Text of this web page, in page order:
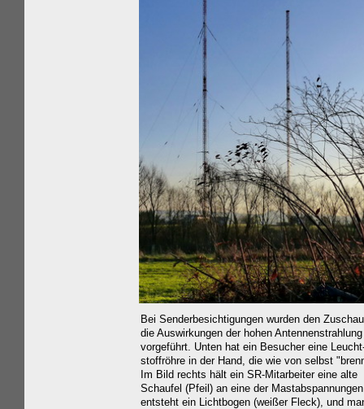
Bei Senderbesichtigungen wurden den
die Auswirkungen der hohen Antennenstrahlung
vorgeführt. Unten hat ein Besucher eine
stoffröhre in der Hand, die wie von selbst
Im Bild rechts hält ein SR-Mitarbeiter eine alte
Schaufel (Pfeil) an eine der
entsteht ein Lichtbogen (weißer Fleck), und